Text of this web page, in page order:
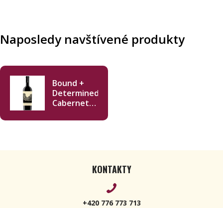
Naposledy navštívené produkty
Bound +
Determined
Cabernet
2017 750ml
KONTAKTY
+420 776 773 713